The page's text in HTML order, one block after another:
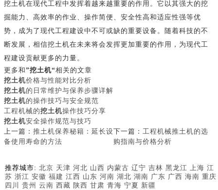
挖土机在现代工程中发挥着越来越重要的作用。它以其强大的挖
掘能力、高效率的作业、操作简便、安全性高和适应性强等优
势，成为了现代工程建设中不可或缺的重要设备。随着科技的不
断发展，相信挖土机在未来将会发挥更加重要的作用，为现代工
程建设贡献更多的力量。
更多和 ”挖土机“相关的文章
挖土机价格与性能对比分析
挖土机的日常维护与保养步骤详解
挖土机的操作技巧与安全规范
工程机械的挖土机操作技巧分享
挖土机安全操作规范与技巧
上一篇： 推土机保养秘籍：延长设
备使用寿命的方法
下一篇： 工程机械推土机的选
购指南与价格分析
推荐城市: 北京 天津 河北 山西 内蒙古 辽宁 吉林 黑龙江 上海 江
苏 浙江 安徽 福建 江西 山东 河南 湖北 湖南 广东 广西 海南 重庆
四川
贵州 云南 西藏 陕西 甘肃 青海 宁夏 新疆